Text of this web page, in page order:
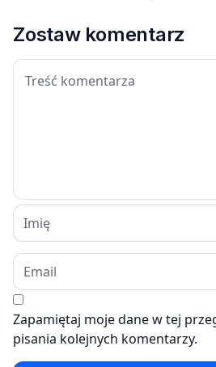
Zostaw komentarz
Zapamiętaj moje dane w tej
pisania kolejnych komentarzy.